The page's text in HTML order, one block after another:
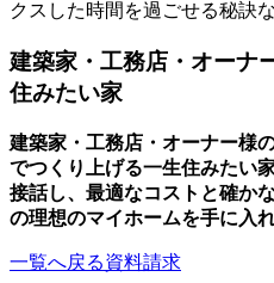
クスした時間を過ごせる秘訣
建築家・工務店・オーナ
住みたい家
建築家・工務店・オーナー様
でつくり上げる一生住みたい
接話し、最適なコストと確か
の理想のマイホームを手に入
一覧へ戻る資料請求